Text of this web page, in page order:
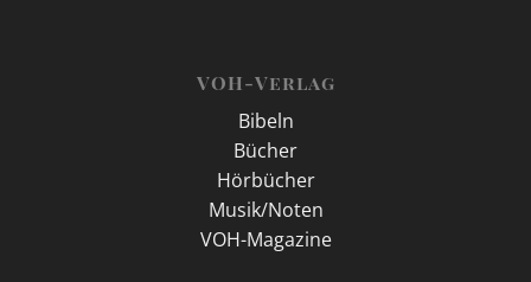
VOH-Verlag
Bibeln
Bücher
Hörbücher
Musik/Noten
VOH-Magazine